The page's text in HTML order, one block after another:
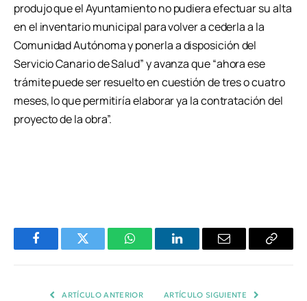
produjo que el Ayuntamiento no pudiera efectuar su alta
en el inventario municipal para volver a cederla a la
Comunidad Autónoma y ponerla a disposición del
Servicio Canario de Salud” y avanza que “ahora ese
trámite puede ser resuelto en cuestión de tres o cuatro
meses, lo que permitiría elaborar ya la contratación del
proyecto de la obra”.
FacebookTwitter WhatsAppLinkedInEmail
Copiar
ARTÍCULO ANTERIOR ARTÍCULO SIGUIENTE